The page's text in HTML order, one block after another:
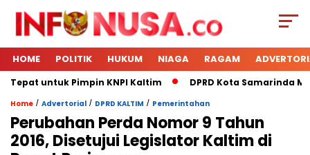
HOME POLITIK HUKUM NIAGA RAGAM
untuk Pimpin KNPI Kaltim DPRD Kota Samarinda
Home / Advertorial / DPRD KALTIM / Pemerintahan
Perubahan Perda Nomor 9 Tahun
2016, Disetujui Legislator Kaltim di